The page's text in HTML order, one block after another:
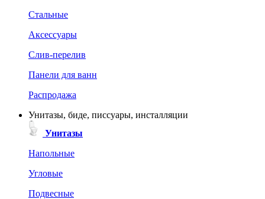
Стальные
Аксессуары
Слив-перелив
Панели для ванн
Распродажа
Унитазы, биде, писсуары, инсталляции
Унитазы
Напольные
Угловые
Подвесные